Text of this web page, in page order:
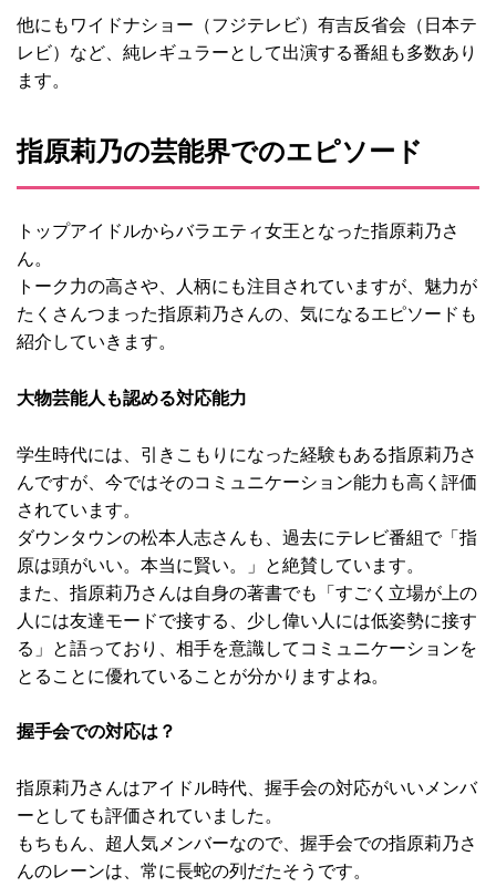
他にもワイドナショー（フジテレビ）有吉反省会（日本テ
レビ）など、純レギュラーとして出演する番組も多数あり
ます。
指原莉乃の芸能界でのエピソード
トップアイドルからバラエティ女王となった指原莉乃さ
ん。
トーク力の高さや、人柄にも注目されていますが、魅力が
たくさんつまった指原莉乃さんの、気になるエピソードも
紹介していきます。
大物芸能人も認める対応能力
学生時代には、引きこもりになった経験もある指原莉乃さ
んですが、今ではそのコミュニケーション能力も高く評価
されています。
ダウンタウンの松本人志さんも、過去にテレビ番組で「指
原は頭がいい。本当に賢い。」と絶賛しています。
また、指原莉乃さんは自身の著書でも「すごく立場が上の
人には友達モードで接する、少し偉い人には低姿勢に接す
る」と語っており、相手を意識してコミュニケーションを
とることに優れていることが分かりますよね。
握手会での対応は？
指原莉乃さんはアイドル時代、握手会の対応がいいメンバ
ーとしても評価されていました。
もちもん、超人気メンバーなので、握手会での指原莉乃さ
んのレーンは、常に長蛇の列だたそうです。